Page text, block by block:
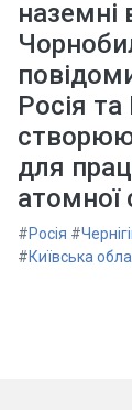
наземні
Росія та
для
атомної
#Росія #
#Київська